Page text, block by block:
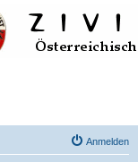
Anmelden